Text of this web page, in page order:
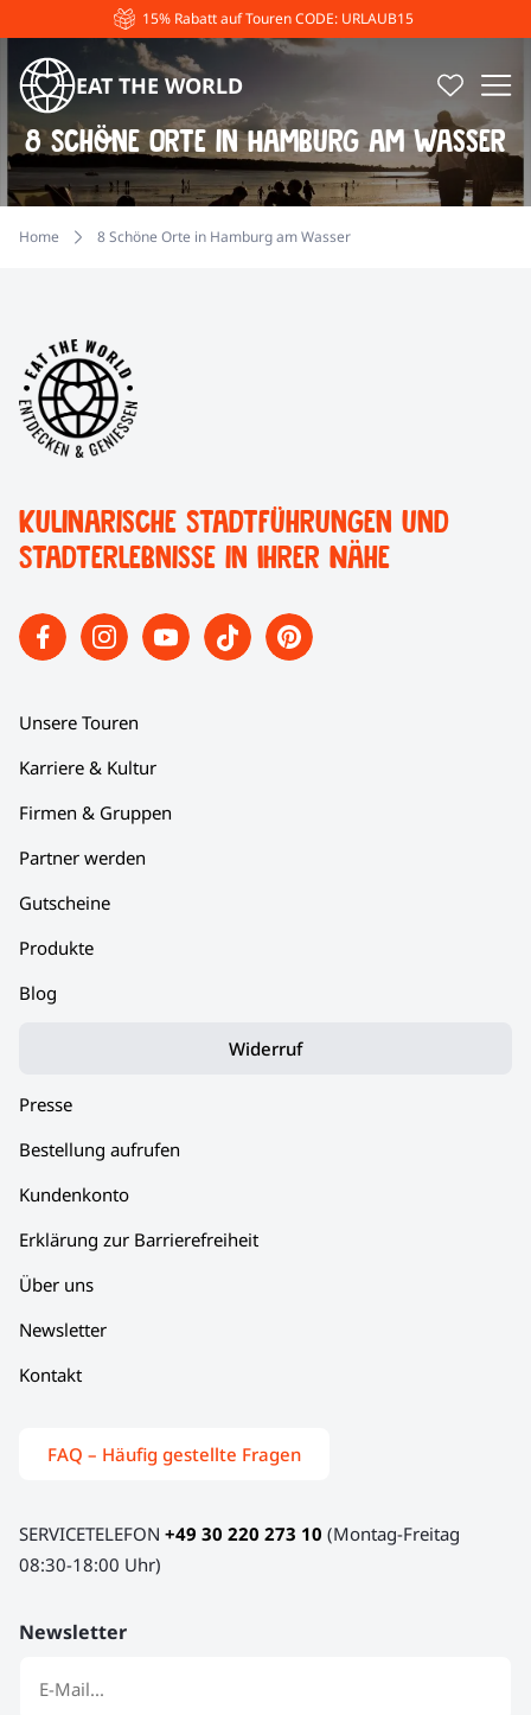
15% Rabatt auf Touren CODE: URLAUB15
EAT THE WORLD
8 Schöne Orte in Hamburg am Wasser
Home 8 Schöne Orte in Hamburg am Wasser
Kulinarische Stadtführungen und
Stadterlebnisse in Ihrer Nähe
Unsere Touren
Karriere & Kultur
Firmen & Gruppen
Partner werden
Gutscheine
Produkte
Blog
Widerruf
Presse
Bestellung aufrufen
Kundenkonto
Erklärung zur Barrierefreiheit
Über uns
Newsletter
Kontakt
FAQ – Häufig gestellte Fragen
SERVICETELEFON +49 30 220 273 10 (Montag-Freitag
08:30-18:00 Uhr)
Newsletter